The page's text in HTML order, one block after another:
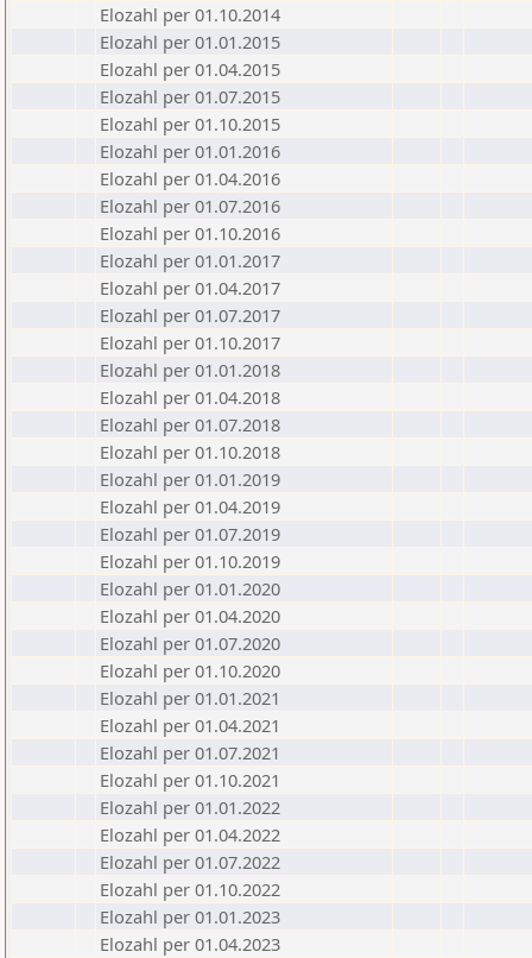
Elozahl per 01.10.2014
Elozahl per 01.01.2015
Elozahl per 01.04.2015
Elozahl per 01.07.2015
Elozahl per 01.10.2015
Elozahl per 01.01.2016
Elozahl per 01.04.2016
Elozahl per 01.07.2016
Elozahl per 01.10.2016
Elozahl per 01.01.2017
Elozahl per 01.04.2017
Elozahl per 01.07.2017
Elozahl per 01.10.2017
Elozahl per 01.01.2018
Elozahl per 01.04.2018
Elozahl per 01.07.2018
Elozahl per 01.10.2018
Elozahl per 01.01.2019
Elozahl per 01.04.2019
Elozahl per 01.07.2019
Elozahl per 01.10.2019
Elozahl per 01.01.2020
Elozahl per 01.04.2020
Elozahl per 01.07.2020
Elozahl per 01.10.2020
Elozahl per 01.01.2021
Elozahl per 01.04.2021
Elozahl per 01.07.2021
Elozahl per 01.10.2021
Elozahl per 01.01.2022
Elozahl per 01.04.2022
Elozahl per 01.07.2022
Elozahl per 01.10.2022
Elozahl per 01.01.2023
Elozahl per 01.04.2023